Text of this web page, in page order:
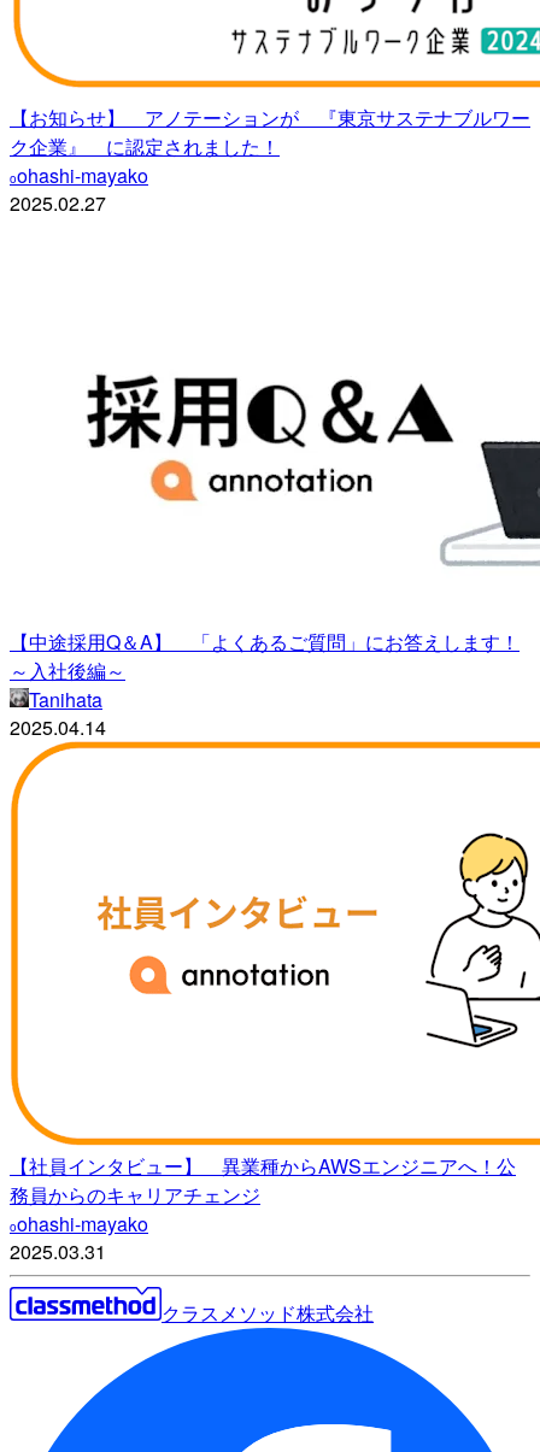
【お知らせ】 アノテーションが 『東京サステナブルワー
ク企業』 に認定されました！
oohashi-mayako
2025.02.27
【中途採用Q＆A】 「よくあるご質問」にお答えします！
～入社後編～
Tanihata
2025.04.14
【社員インタビュー】 異業種からAWSエンジニアへ！公
務員からのキャリアチェンジ
oohashi-mayako
2025.03.31
クラスメソッド株式会社